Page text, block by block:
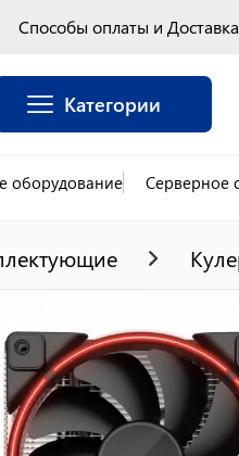
Способы оплаты и Доставка
Категории
оборудование Серверное